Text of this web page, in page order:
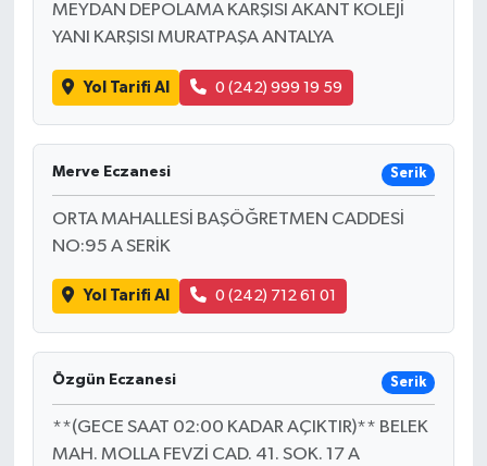
MEYDAN DEPOLAMA KARŞISI AKANT KOLEJİ
YANI KARŞISI MURATPAŞA ANTALYA
Yol Tarifi Al 0 (242) 999 19 59
Merve Eczanesi Serik
ORTA MAHALLESİ BAŞÖĞRETMEN CADDESİ
NO:95 A SERİK
Yol Tarifi Al 0 (242) 712 61 01
Özgün Eczanesi Serik
**(GECE SAAT 02:00 KADAR AÇIKTIR)** BELEK
MAH. MOLLA FEVZİ CAD. 41. SOK. 17 A